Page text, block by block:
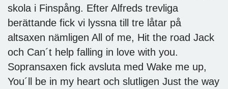
skola i Finspång. Efter Alfreds trevliga
berättande fick vi lyssna till tre låtar på
altsaxen nämligen All of me, Hit the road Jack
och Can´t help falling in love with you.
Sopransaxen fick avsluta med Wake me up,
You´ll be in my heart och slutligen Just the way